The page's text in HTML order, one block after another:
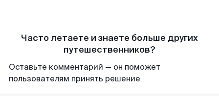
Часто летаете и знаете больше других
путешественников?
Оставьте комментарий — он поможет
пользователям принять решение